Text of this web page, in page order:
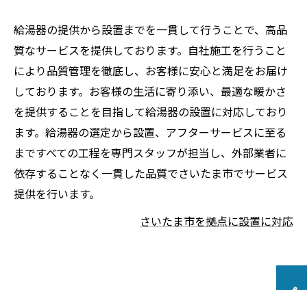
給湯器の提供から設置までを一貫して行うことで、高品
質なサービスを提供しております。自社施工を行うこと
により品質管理を徹底し、お客様に安心と満足をお届け
しております。お客様の生活に寄り添い、最適な暖かさ
を提供することを目指して給湯器の設置に対応しており
ます。給湯器の選定から設置、アフターサービスに至る
まですべての工程を専門スタッフが担当し、外部業者に
依存することなく一貫した品質でさいたま市でサービス
提供を行います。
さいたま市を拠点に設置に対応